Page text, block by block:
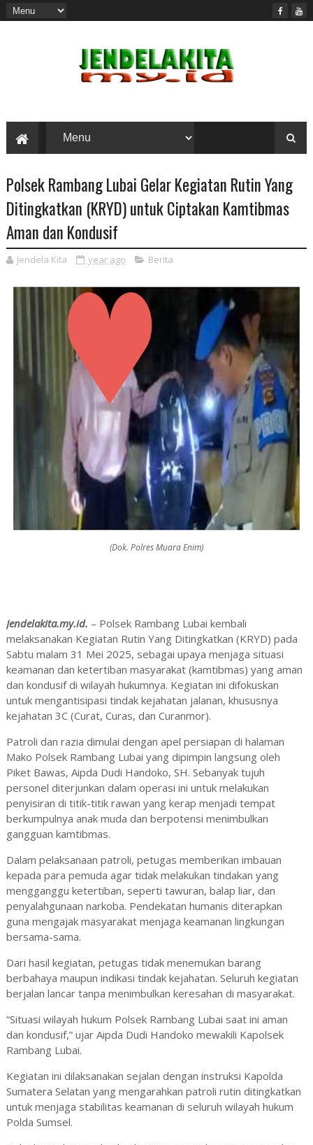
Polsek Rambang Lubai Gelar Kegiatan Rutin Yang
Ditingkatkan (KRYD) untuk Ciptakan Kamtibmas
Aman dan Kondusif
Jendela Kita year ago Berita
(Dok. Polres Muara Enim)
Jendelakita.my.id. – Polsek Rambang Lubai kembali
melaksanakan Kegiatan Rutin Yang Ditingkatkan (KRYD) pada
Sabtu malam 31 Mei 2025, sebagai upaya menjaga situasi
keamanan dan ketertiban masyarakat (kamtibmas) yang aman
dan kondusif di wilayah hukumnya. Kegiatan ini difokuskan
untuk mengantisipasi tindak kejahatan jalanan, khususnya
kejahatan 3C (Curat, Curas, dan Curanmor).
Patroli dan razia dimulai dengan apel persiapan di halaman
Mako Polsek Rambang Lubai yang dipimpin langsung oleh
Piket Bawas, Aipda Dudi Handoko, SH. Sebanyak tujuh
personel diterjunkan dalam operasi ini untuk melakukan
penyisiran di titik-titik rawan yang kerap menjadi tempat
berkumpulnya anak muda dan berpotensi menimbulkan
gangguan kamtibmas.
Dalam pelaksanaan patroli, petugas memberikan imbauan
kepada para pemuda agar tidak melakukan tindakan yang
mengganggu ketertiban, seperti tawuran, balap liar, dan
penyalahgunaan narkoba. Pendekatan humanis diterapkan
guna mengajak masyarakat menjaga keamanan lingkungan
bersama-sama.
Dari hasil kegiatan, petugas tidak menemukan barang
berbahaya maupun indikasi tindak kejahatan. Seluruh kegiatan
berjalan lancar tanpa menimbulkan keresahan di masyarakat.
“Situasi wilayah hukum Polsek Rambang Lubai saat ini aman
dan kondusif,” ujar Aipda Dudi Handoko mewakili Kapolsek
Rambang Lubai.
Kegiatan ini dilaksanakan sejalan dengan instruksi Kapolda
Sumatera Selatan yang mengarahkan patroli rutin ditingkatkan
untuk menjaga stabilitas keamanan di seluruh wilayah hukum
Polda Sumsel.